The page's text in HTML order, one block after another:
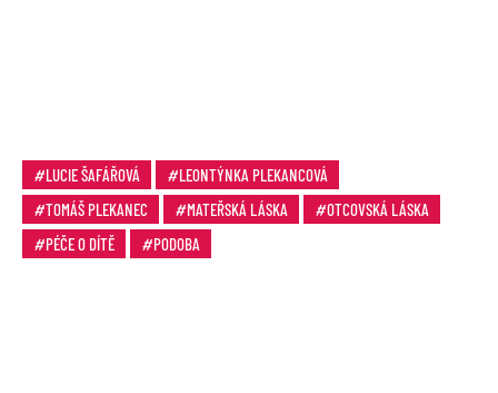
LUCIE ŠAFÁŘOVÁ
LEONTÝNKA PLEKANCOVÁ
TOMÁŠ PLEKANEC
MATEŘSKÁ LÁSKA
OTCOVSKÁ LÁSKA
PÉČE O DÍTĚ
PODOBA